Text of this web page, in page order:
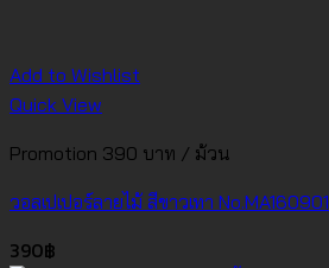
Add to Wishlist
Quick View
Promotion 390 บาท / ม้วน
วอลเปเปอร์ลายไม้ สีขาวเทา No.MA160901
390฿